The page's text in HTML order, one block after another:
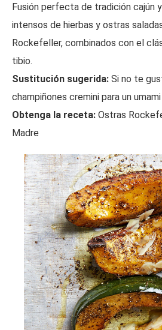
Fusión perfecta de tradición cajún
intensos de hierbas y ostras
Rockefeller, combinados con el
tibio.
Sustitución sugerida: Si no te
champiñones cremini para un umami
Obtenga la receta: Ostras
Madre